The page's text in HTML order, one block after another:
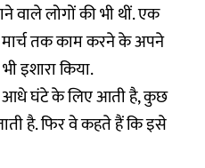
वाले लोगों की भी थीं. एक
मार्च तक काम करने के अपने
इशारा किया.
आधे घंटे के लिए आती है, कुछ
है. फिर वे कहते हैं कि इसे